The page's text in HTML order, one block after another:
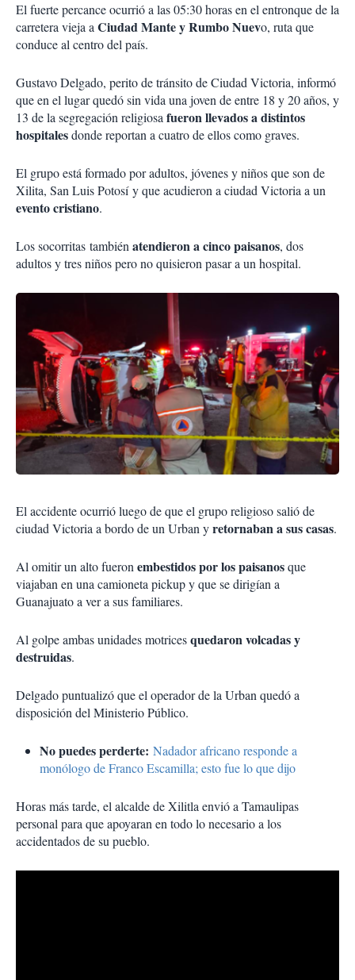
El fuerte percance ocurrió a las 05:30 horas en el entronque de la
carretera vieja aCiudad Mante y Rumbo Nuevo, ruta que
conduce al centro del país.
Gustavo Delgado, perito de tránsito de Ciudad Victoria, informó
que en el lugar quedó sin vida una joven de entre 18 y 20 años, y
13 de la segregación religiosafueron llevados a distintos
hospitalesdonde reportan a cuatro de ellos como graves.
El grupo está formado por adultos, jóvenes y niños que son de
Xilita, San Luis Potosí y que acudieron a ciudad Victoria a un
evento cristiano.
Los socorritas tambiénatendieron a cinco paisanos, dos
adultos y tres niños pero no quisieron pasar a un hospital.
El accidente ocurrió luego de que el grupo religioso salió de
ciudad Victoria a bordo de un Urban yretornaban a sus casas.
Al omitir un alto fueronembestidos por los paisanosque
viajaban en una camioneta pickup y que se dirigían a
Guanajuato a ver a sus familiares.
Al golpe ambas unidades motricesquedaron volcadas y
destruidas.
Delgado puntualizó que el operador de la Urban quedó a
disposición del Ministerio Público.
No puedes perderte: Nadador africano responde a
monólogo de Franco Escamilla; esto fue lo que dijo
Horas más tarde, el alcalde de Xilitla envió a Tamaulipas
personal para que apoyaran en todo lo necesario a los
accidentados de su pueblo.